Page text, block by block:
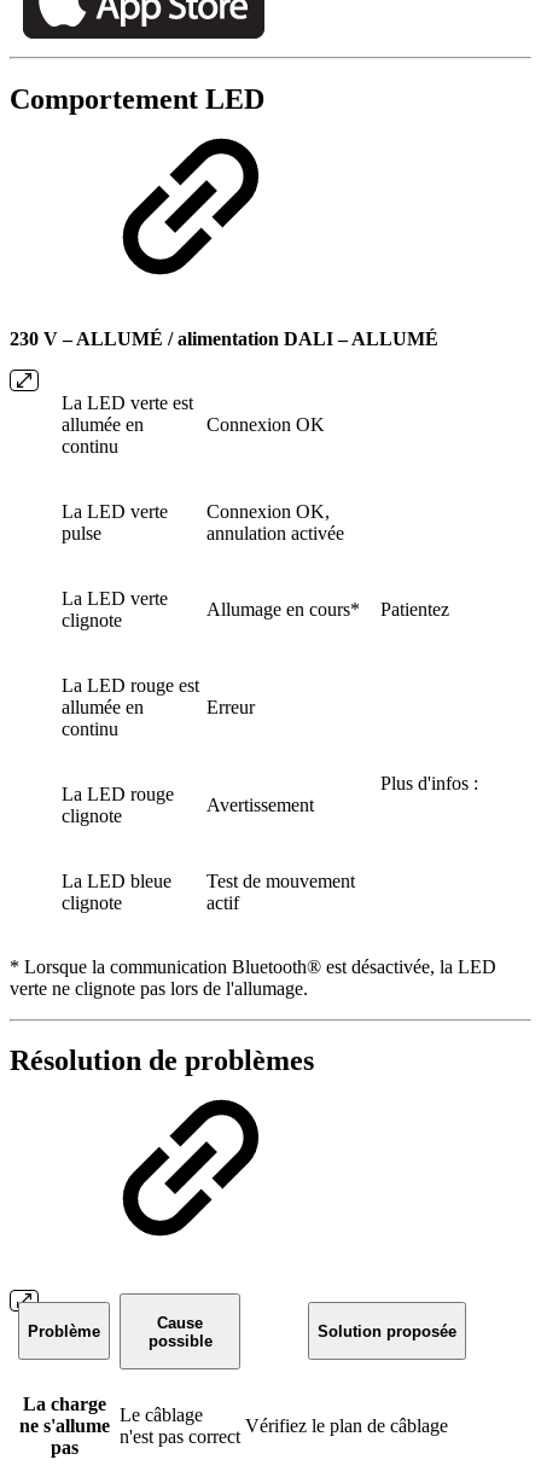
Comportement LED
230 V – ALLUMÉ / alimentation DALI – ALLUMÉ
La LED verte est
allumée en
continu
Connexion OK
La LED verte
pulse
Connexion OK,
annulation activée
La LED verte
clignote
Allumage en cours* Patientez
La LED rouge est
allumée en
continu
Erreur
Plus d'infos :
La LED rouge
clignote
Avertissement
La LED bleue
clignote
Test de mouvement
actif
* Lorsque la communication Bluetooth® est désactivée, la LED
verte ne clignote pas lors de l'allumage.
Résolution de problèmes
Problème
Cause
possible
Solution proposée
La charge
ne s'allume
pas
Le câblage
n'est pas correct
Vérifiez le plan de câblage